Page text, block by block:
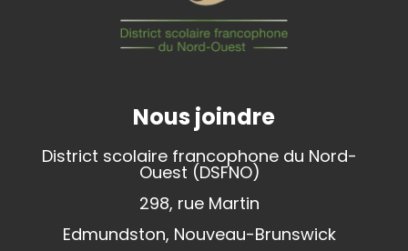
Nous joindre
District scolaire francophone du Nord-
Ouest (DSFNO)
298, rue Martin
Edmundston, Nouveau-Brunswick